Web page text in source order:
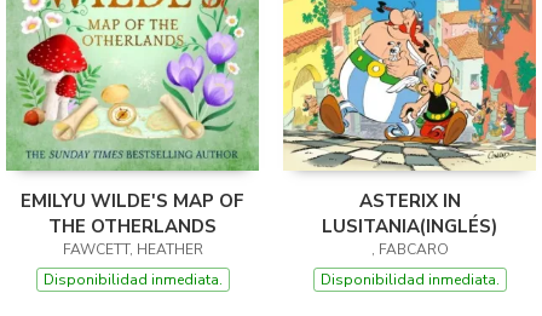
EMILYU WILDE'S MAP OF
THE OTHERLANDS
FAWCETT, HEATHER
Disponibilidad inmediata.
ASTERIX IN
LUSITANIA(INGLÉS)
, FABCARO
Disponibilidad inmediata.